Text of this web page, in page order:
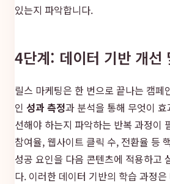
있는지 파악합니다.
4단계: 데이터 기반 개선
릴스 마케팅은 한 번으로 끝나는 캠페
인 성과 측정과 분석을 통해 무엇이
선해야 하는지 파악하는 반복 과정이
참여율, 웹사이트 클릭 수, 전환율 등
성공 요인을 다음 콘텐츠에 적용하고
다. 이러한 데이터 기반의 학습 과정은